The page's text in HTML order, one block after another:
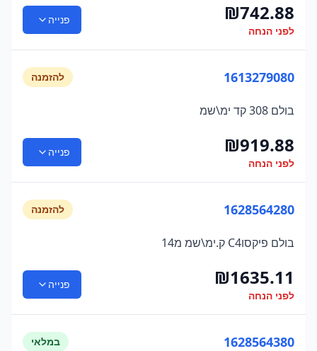
₪742.88
לפני הנחה
פנייה
1613279080 להזמנה
בולם 308 קד ימ\שמ
₪919.88
לפני הנחה
פנייה
1628564280 להזמנה
בולם פיקסוC4 ק.ימ\שמ מ14
₪1635.11
לפני הנחה
פנייה
1628564380 במלאי